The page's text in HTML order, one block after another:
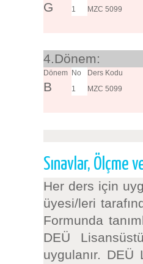
G 1 MZC 5099
4.Dönem:
Dönem No Ders Kodu
B 1 MZC 5099
Sınavlar, Ölçme
Her ders için
üyesi/leri
Formunda
DEÜ
uygulanır.